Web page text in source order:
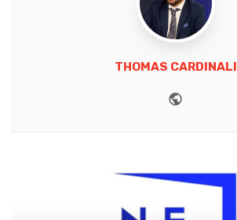
THOMAS CARDINALI